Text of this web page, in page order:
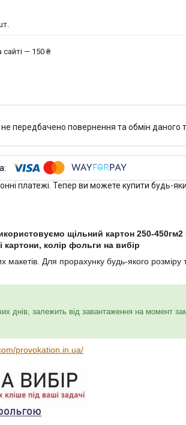
— 150 ₴
передбачено повернення та обмін даного
платежі. Тепер ви можете купити будь-
щільний картон 250-450гм2
картони, колір фольги на вибір
Для прорахунку будь-якого розміру
днів, залежить від завантаження на момент
provokation.in.ua/